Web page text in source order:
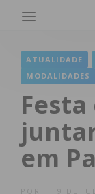
ATUALIDADE
MODALIDADES
em